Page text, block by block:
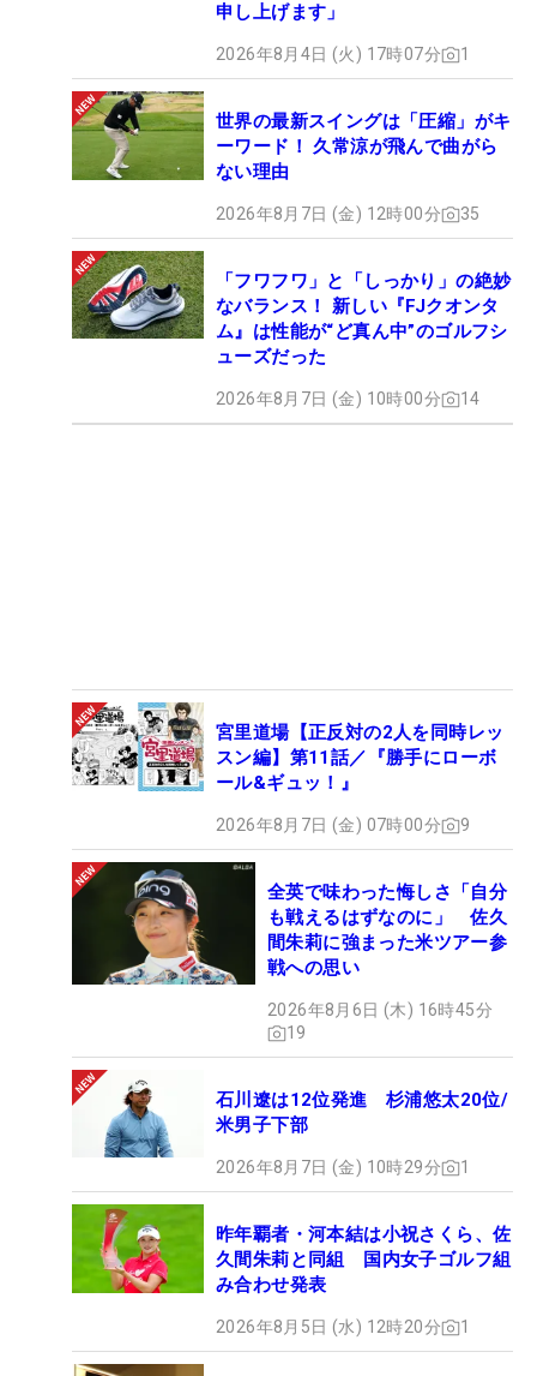
申し上げます」
2026年8月4日 (火) 17時07分 1
世界の最新スイングは「圧縮」がキ
ーワード！ 久常涼が飛んで曲がら
ない理由
2026年8月7日 (金) 12時00分 35
「フワフワ」と「しっかり」の絶妙
なバランス！ 新しい『FJクオンタ
ム』は性能が“ど真ん中”のゴルフシ
ューズだった
2026年8月7日 (金) 10時00分 14
宮里道場【正反対の2人を同時レッ
スン編】第11話／『勝手にローボ
ール&ギュッ！』
2026年8月7日 (金) 07時00分 9
全英で味わった悔しさ「自分
も戦えるはずなのに」 佐久
間朱莉に強まった米ツアー参
戦への思い
2026年8月6日 (木) 16時45分
19
石川遼は12位発進 杉浦悠太20位/
米男子下部
2026年8月7日 (金) 10時29分 1
昨年覇者・河本結は小祝さくら、佐
久間朱莉と同組 国内女子ゴルフ組
み合わせ発表
2026年8月5日 (水) 12時20分 1